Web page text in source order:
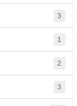
3
1
2
3